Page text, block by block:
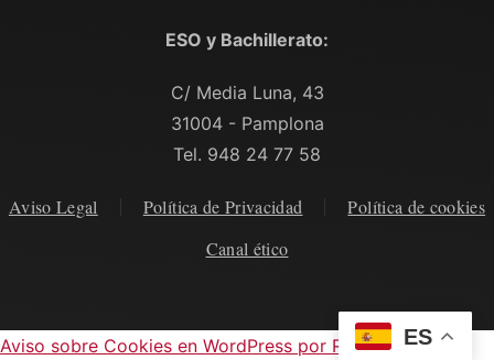
ESO y Bachillerato:
C/ Media Luna, 43
31004 - Pamplona
Tel. 948 24 77 58
Aviso Legal Política de Privacidad
Política de cookies
Canal ético
ES
Aviso sobre Cookies en WordPress por Real Cookie